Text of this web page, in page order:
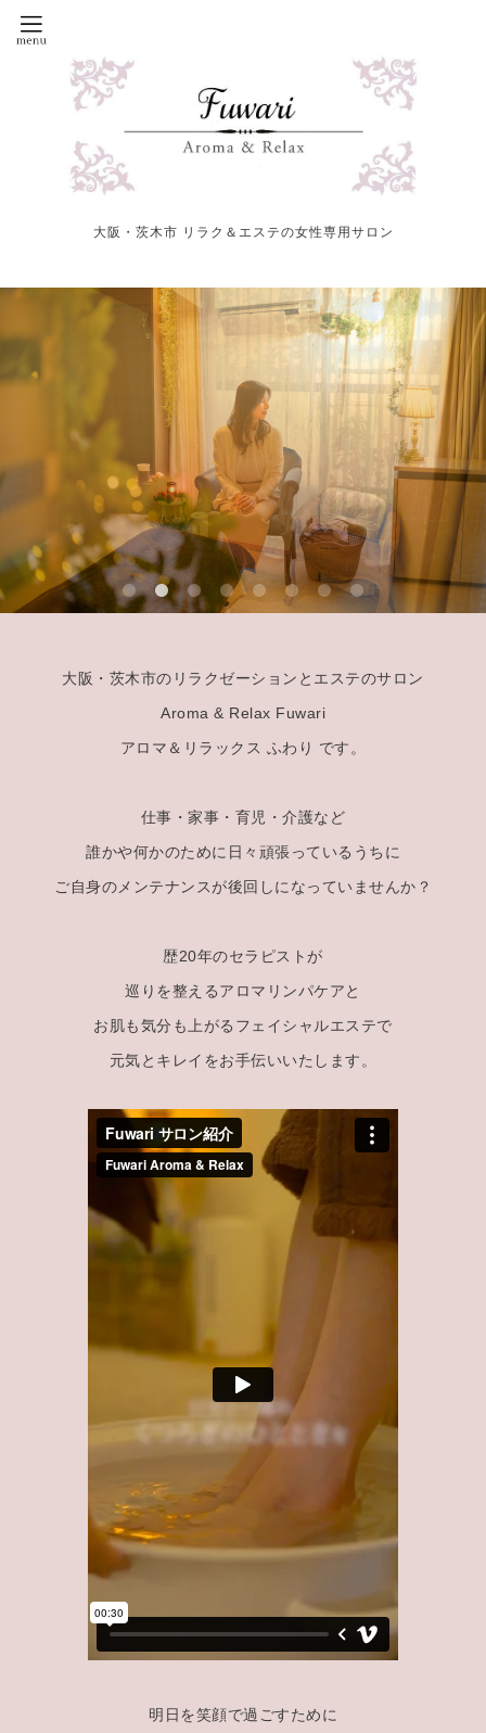
大阪・茨木市 リラク＆エステの女性専用サロン
大阪・茨木市のリラクゼーションとエステのサロン
Aroma & Relax Fuwari
アロマ＆リラックス ふわり です。
仕事・家事・育児・介護など
誰かや何かのために日々頑張っているうちに
ご自身のメンテナンスが後回しになっていませんか？
歴20年のセラピストが
巡りを整えるアロマリンパケアと
お肌も気分も上がるフェイシャルエステで
元気とキレイをお手伝いいたします。
明日を笑顔で過ごすために